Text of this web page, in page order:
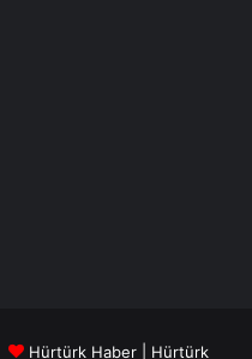
Hürtürk Haber Hürtürk